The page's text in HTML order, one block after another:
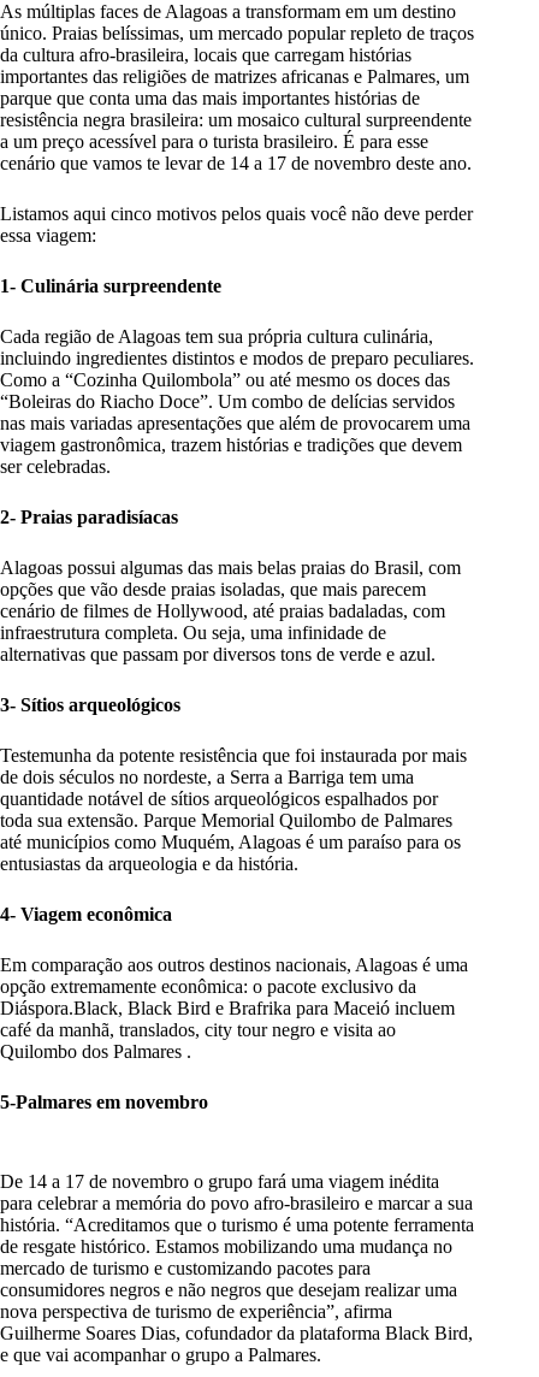
As múltiplas faces de Alagoas a transformam em um destino
único. Praias belíssimas, um mercado popular repleto de traços
da cultura afro-brasileira, locais que carregam histórias
importantes das religiões de matrizes africanas e Palmares, um
parque que conta uma das mais importantes histórias de
resistência negra brasileira: um mosaico cultural surpreendente
a um preço acessível para o turista brasileiro. É para esse
cenário que vamos te levar de 14 a 17 de novembro deste ano.
Listamos aqui cinco motivos pelos quais você não deve perder
essa viagem:
1- Culinária surpreendente
Cada região de Alagoas tem sua própria cultura culinária,
incluindo ingredientes distintos e modos de preparo peculiares.
Como a “Cozinha Quilombola” ou até mesmo os doces das
“Boleiras do Riacho Doce”. Um combo de delícias servidos
nas mais variadas apresentações que além de provocarem uma
viagem gastronômica, trazem histórias e tradições que devem
ser celebradas.
2- Praias paradisíacas
Alagoas possui algumas das mais belas praias do Brasil, com
opções que vão desde praias isoladas, que mais parecem
cenário de filmes de Hollywood, até praias badaladas, com
infraestrutura completa. Ou seja, uma infinidade de
alternativas que passam por diversos tons de verde e azul.
3- Sítios arqueológicos
Testemunha da potente resistência que foi instaurada por mais
de dois séculos no nordeste, a Serra a Barriga tem uma
quantidade notável de sítios arqueológicos espalhados por
toda sua extensão. Parque Memorial Quilombo de Palmares
até municípios como Muquém, Alagoas é um paraíso para os
entusiastas da arqueologia e da história.
4- Viagem econômica
Em comparação aos outros destinos nacionais, Alagoas é uma
opção extremamente econômica: o pacote exclusivo da
Diáspora.Black, Black Bird e Brafrika para Maceió incluem
café da manhã, translados, city tour negro e visita ao
Quilombo dos Palmares .
5-Palmares em novembro
De 14 a 17 de novembro o grupo fará uma viagem inédita
para celebrar a memória do povo afro-brasileiro e marcar a sua
história. “Acreditamos que o turismo é uma potente ferramenta
de resgate histórico. Estamos mobilizando uma mudança no
mercado de turismo e customizando pacotes para
consumidores negros e não negros que desejam realizar uma
nova perspectiva de turismo de experiência”, afirma
Guilherme Soares Dias, cofundador da plataforma Black Bird,
e que vai acompanhar o grupo a Palmares.